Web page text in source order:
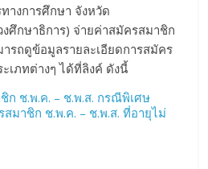
างการศึกษา จังหวัด
ศึกษาธิการ) จ่ายค่าสมัครสมาชิก
รถดูข้อมูลรายละเอียดการสมัคร
เภทต่างๆ ได้ที่ลิงค์ ดังนี้
ก ช.พ.ค. – ช.พ.ส. กรณีพิเศษ
สมาชิก ช.พ.ค. – ช.พ.ส. ที่อายุไม่